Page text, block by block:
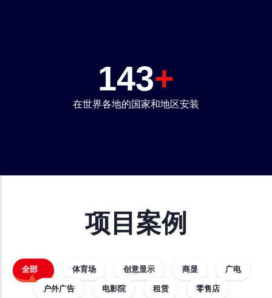
160+
在世界各地的国家和地区安装
项目案例
全部 体育场 创意显示 商显 广电
户外广告 电影院 租赁 零售店